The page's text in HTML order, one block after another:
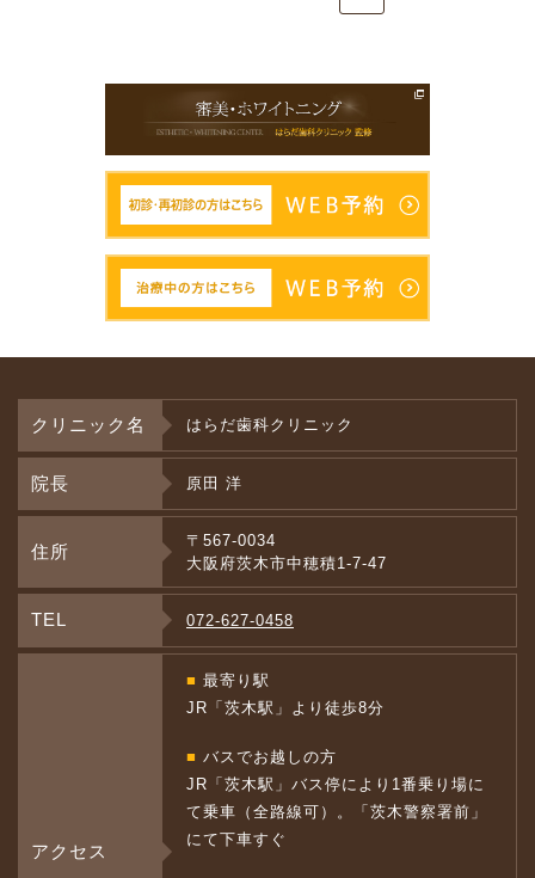
クリニック名 はらだ歯科クリニック
院長 原田 洋
住所
〒567-0034
大阪府茨木市中穂積1-7-47
TEL 072-627-0458
アクセス
■ 最寄り駅
JR「茨木駅」より徒歩8分
■ バスでお越しの方
JR「茨木駅」バス停により1番乗り場に
て乗車（全路線可）。「茨木警察署前」
にて下車すぐ